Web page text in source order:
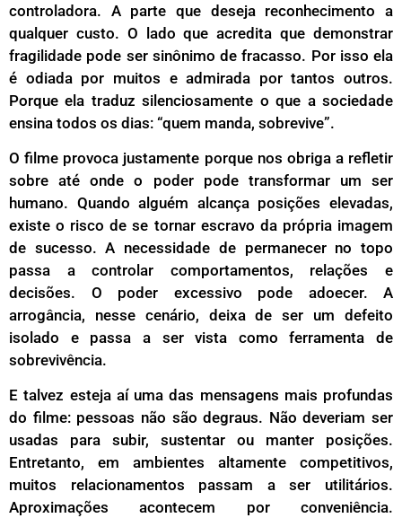
controladora. A parte que deseja reconhecimento a
qualquer custo. O lado que acredita que demonstrar
fragilidade pode ser sinônimo de fracasso. Por isso ela
é odiada por muitos e admirada por tantos outros.
Porque ela traduz silenciosamente o que a sociedade
ensina todos os dias: “quem manda, sobrevive”.
O filme provoca justamente porque nos obriga a refletir
sobre até onde o poder pode transformar um ser
humano. Quando alguém alcança posições elevadas,
existe o risco de se tornar escravo da própria imagem
de sucesso. A necessidade de permanecer no topo
passa a controlar comportamentos, relações e
decisões. O poder excessivo pode adoecer. A
arrogância, nesse cenário, deixa de ser um defeito
isolado e passa a ser vista como ferramenta de
sobrevivência.
E talvez esteja aí uma das mensagens mais profundas
do filme: pessoas não são degraus. Não deveriam ser
usadas para subir, sustentar ou manter posições.
Entretanto, em ambientes altamente competitivos,
muitos relacionamentos passam a ser utilitários.
Aproximações acontecem por conveniência.